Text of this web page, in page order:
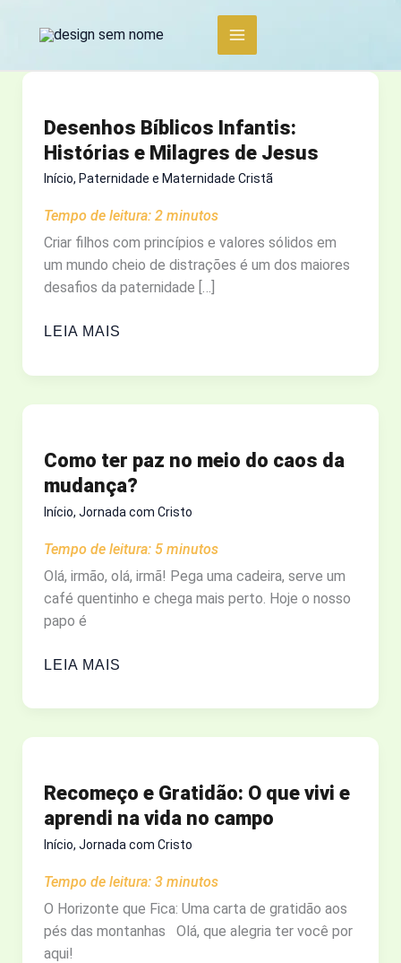
conteúdo
Desenhos Bíblicos Infantis:
Histórias e Milagres de Jesus
Início, Paternidade e Maternidade Cristã
Tempo de leitura: 2 minutos
Criar filhos com princípios e valores sólidos em
um mundo cheio de distrações é um dos maiores
desafios da paternidade […]
DESENHOS
INFANTIS:
DE
JESUS
LEIA MAIS
Como ter paz no meio do caos da
mudança?
Início, Jornada com Cristo
Tempo de leitura: 5 minutos
Olá, irmão, olá, irmã! Pega uma cadeira, serve um
café quentinho e chega mais perto. Hoje o nosso
papo é
COMO
PAZ
CAOS
DA
MUDANÇA?
LEIA MAIS
Recomeço e Gratidão: O que vivi e
aprendi na vida no campo
Início, Jornada com Cristo
Tempo de leitura: 3 minutos
O Horizonte que Fica: Uma carta de gratidão aos
pés das montanhas Olá, que alegria ter você por
aqui!